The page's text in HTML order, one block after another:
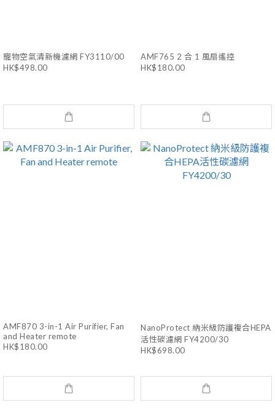
寵物空氣清新機濾網 FY3110/00
HK$498.00
AMF765 2 合 1 風扇遙控
HK$180.00
AMF870 3-in-1 Air Purifier, Fan
and Heater remote
HK$180.00
NanoProtect 納米級防護複合HEPA
活性碳濾網 FY4200/30
HK$698.00